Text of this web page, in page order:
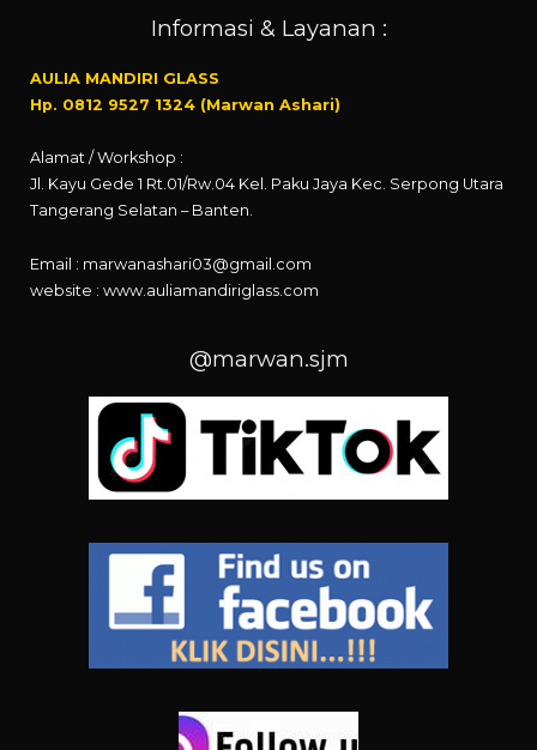
Informasi & Layanan :
AULIA MANDIRI GLASS
Hp. 0812 9527 1324 (Marwan Ashari)
Alamat / Workshop :
Jl. Kayu Gede 1 Rt.01/Rw.04 Kel. Paku Jaya Kec. Serpong Utara
Tangerang Selatan – Banten.
Email : marwanashari03@gmail.com
website : www.auliamandiriglass.com
@marwan.sjm